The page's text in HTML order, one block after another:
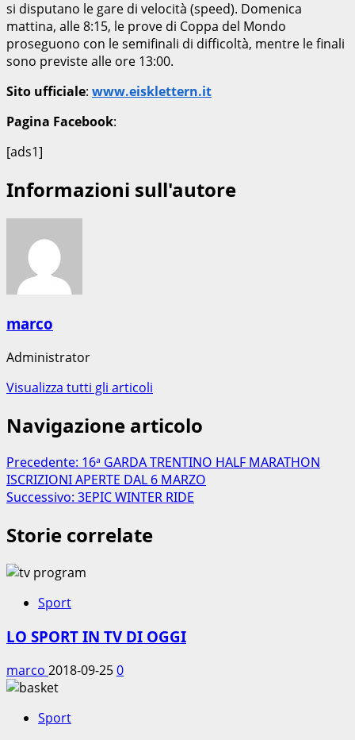
si disputano le gare di velocità (speed). Domenica
mattina, alle 8:15, le prove di Coppa del Mondo
proseguono con le semifinali di difficoltà, mentre le finali
sono previste alle ore 13:00.
Sito ufficiale: www.eisklettern.it
Pagina Facebook:
[ads1]
Informazioni sull'autore
marco
Administrator
Visualizza tutti gli articoli
Navigazione articolo
Precedente: 16ᵃ GARDA TRENTINO HALF MARATHON
ISCRIZIONI APERTE DAL 6 MARZO
Successivo: 3EPIC WINTER RIDE
Storie correlate
Sport
LO SPORT IN TV DI OGGI
marco 2018-09-250
Sport